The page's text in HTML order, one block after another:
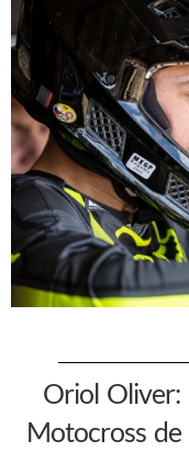
Oriol
Motocross de